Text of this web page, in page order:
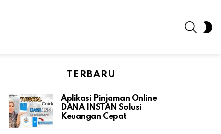
TERBARU
Aplikasi Pinjaman Online
DANA INSTAN Solusi
Keuangan Cepat